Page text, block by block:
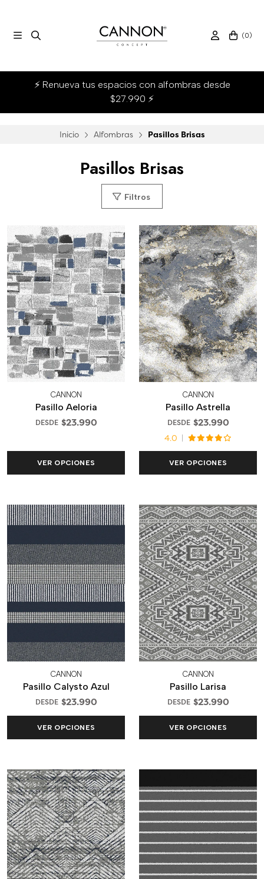
(0)
⚡ Renueva tus espacios con alfombras desde
$27.990 ⚡
Inicio Alfombras Pasillos Brisas
Pasillos Brisas
Filtros
CANNON
Pasillo Aeloria
DESDE $23.990
VER OPCIONES
CANNON
Pasillo Astrella
DESDE $23.990
4.0
VER OPCIONES
CANNON
Pasillo Calysto Azul
DESDE $23.990
VER OPCIONES
CANNON
Pasillo Larisa
DESDE $23.990
VER OPCIONES